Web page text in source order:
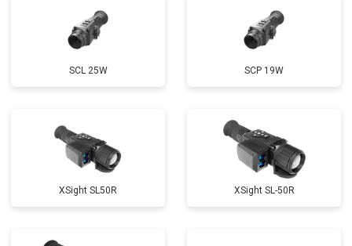
SCL 25W SCP 19W
ХSight SL50R XSight SL-50R